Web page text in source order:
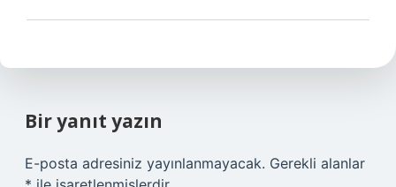
Bir yanıt yazın
E-posta adresiniz yayınlanmayacak. Gerekli alanlar